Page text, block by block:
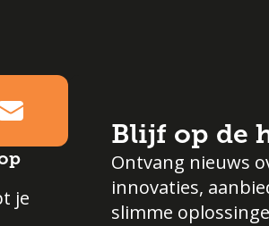
je
Blijf op de
Ontvang nieuws
innovaties,
slimme